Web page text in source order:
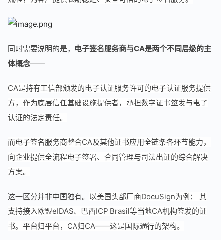
同时需要说明的是，
电子签名服务商与CA是两个不同层级的主
体概念——
CA是持有工信部颁发的电子认证服务许可的电子认证服务提供
方，作为底层信任基础设施提供者，承担数字证书签发与电子
认证的法定责任。
而电子签名服务商整合CA及其他证书应用全链条各环节能力，
向企业提供全流程电子签署、合同管理与司法出证的综合解决
方案。
这一区分并非中国独有。 以美国头部厂商DocuSign为例： 其
支持接入欧盟eIDAS、巴西ICP Brasil等当地CA机构签发的证
书。平台归平台，CA归CA——这是国际通行的架构。